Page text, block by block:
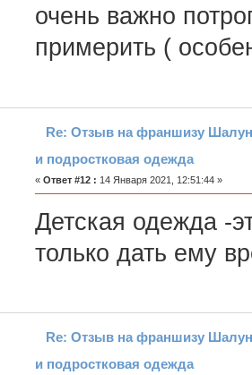
очень важно
примерить (
Re: Отзыв на франшизу
и подростковая одежда
« Ответ #12 : 14 Января 2021, 12:51:44 »
Детская одежда -
только дать ему
Re: Отзыв на франшизу
и подростковая одежда